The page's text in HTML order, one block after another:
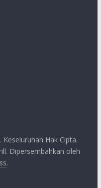
. Keseluruhan Hak Cipta.
Dipersembahkan oleh
.